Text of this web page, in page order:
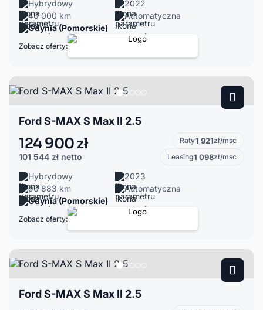
Hybrydowy
2022
40 000 km
Automatyczna
Gdynia (Pomorskie)
Zobacz oferty:
Ford S-MAX S Max II 2.5
124 900 zł
101 544 zł netto
Raty1 921zł/msc
Leasing1 098zł/msc
Hybrydowy
2023
90 883 km
Automatyczna
Gdynia (Pomorskie)
Zobacz oferty:
Ford S-MAX S Max II 2.5